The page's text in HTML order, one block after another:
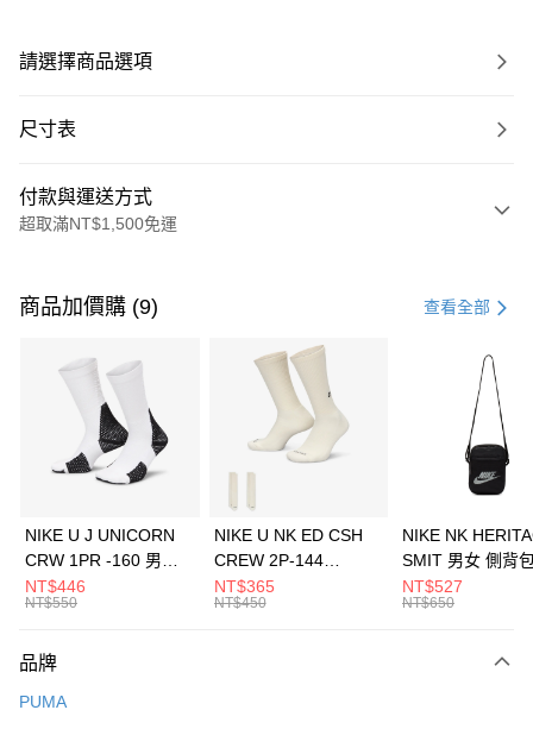
請選擇商品選項
尺寸表
付款與運送方式
超取滿NT$1,500免運
信用卡一次付款
3 期 0 利率 每期 21家銀行
合作金庫商業銀行
第一商業銀行
華南商業銀行
彰化商業銀行
上海商業儲蓄銀行
元大商業銀行
台灣樂天信用卡公司
Apple Pay
全盈+PAY
AFTEE先享後付
【關於「AFTEE先享後付」】
便利好安心！
運送方式
商品加價購 (9) 查看全部
NIKE U J UNICORN
CRW 1PR -160 男女
中統襪 FZ3393100
NT$446
NT$550
NIKE U NK ED CSH
CREW 2P-144
EMBRDY 男女 短統襪
FZ3073133
NT$365
NT$450
NIKE NK
SMIT 男女 側背
BA5871010
NT$527
NT$650
品牌
PUMA